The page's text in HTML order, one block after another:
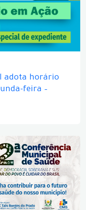
adota horário
feira –